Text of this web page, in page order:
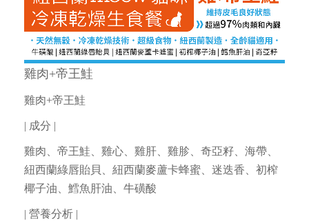
雞肉+帝王鮭
雞肉+帝王鮭
| 成分 |
雞肉、帝王鮭、雞心、雞肝、雞胗、奇亞籽、海帶、
紐西蘭綠唇貽貝、紐西蘭麥蘆卡蜂蜜、迷迭香、初榨
椰子油、鱈魚肝油、牛磺酸
| 營養分析 |